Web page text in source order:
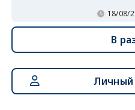
18/08/
В
Личный